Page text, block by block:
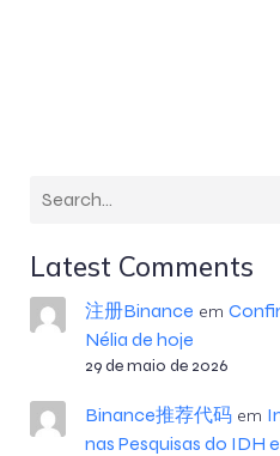
Latest Comments
注册Binance em
Nélia de hoje
29 de maio de 2026
Binance推荐代码em
nas Pesquisas do IDH